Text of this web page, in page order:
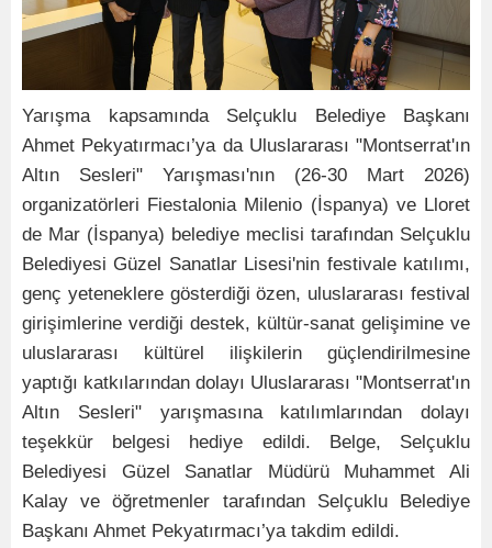
Yarışma kapsamında Selçuklu Belediye Başkanı
Ahmet Pekyatırmacı’ya da Uluslararası "Montserrat'ın
Altın Sesleri" Yarışması'nın (26-30 Mart 2026)
organizatörleri Fiestalonia Milenio (İspanya) ve Lloret
de Mar (İspanya) belediye meclisi tarafından Selçuklu
Belediyesi Güzel Sanatlar Lisesi'nin festivale katılımı,
genç yeteneklere gösterdiği özen, uluslararası festival
girişimlerine verdiği destek, kültür-sanat gelişimine ve
uluslararası kültürel ilişkilerin güçlendirilmesine
yaptığı katkılarından dolayı Uluslararası "Montserrat'ın
Altın Sesleri" yarışmasına katılımlarından dolayı
teşekkür belgesi hediye edildi. Belge, Selçuklu
Belediyesi Güzel Sanatlar Müdürü Muhammet Ali
Kalay ve öğretmenler tarafından Selçuklu Belediye
Başkanı Ahmet Pekyatırmacı’ya takdim edildi.